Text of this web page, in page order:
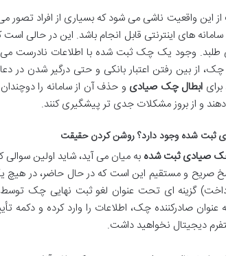
این واقعیت ناشی می شود که بسیاری از افراد تصور می
سامانه های اینترنتی قابل انجام باشد. این در
طلبد. وجود یک چک ثبت شده با اطلاعات نادرست می
از بین رفتن اعتبار بانکی و حتی درگیر شدن در
ابطال چک صیادی و حذف آن از سامانه را دوچندان
و از بروز مشکلات جدی تر پیشگیری کنند.
ثبت شده وجود دارد؟ روشن کردن حقیقت
صیادی ثبت شده به میان می آید، شاید اولین
صریح و مستقیم این است که در حال حاضر، در هیچ یک
گزینه ای تحت عنوان لغو ثبت نهایی چک
صادرکننده چک، اطلاعات را وارد کرده و دکمه
دیجیتال نخواهید داشت.